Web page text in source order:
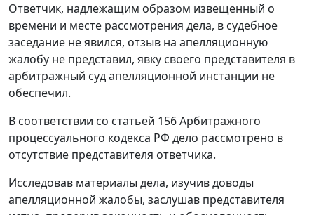
Ответчик, надлежащим образом извещенный о
времени и месте рассмотрения дела, в судебное
заседание не явился, отзыв на апелляционную
жалобу не представил, явку своего представителя в
арбитражный суд апелляционной инстанции не
обеспечил.
В соответствии со статьей 156Арбитражного
процессуального кодекса РФ дело рассмотрено в
отсутствие представителя ответчика.
Исследовав материалы дела, изучив доводы
апелляционной жалобы, заслушав представителя